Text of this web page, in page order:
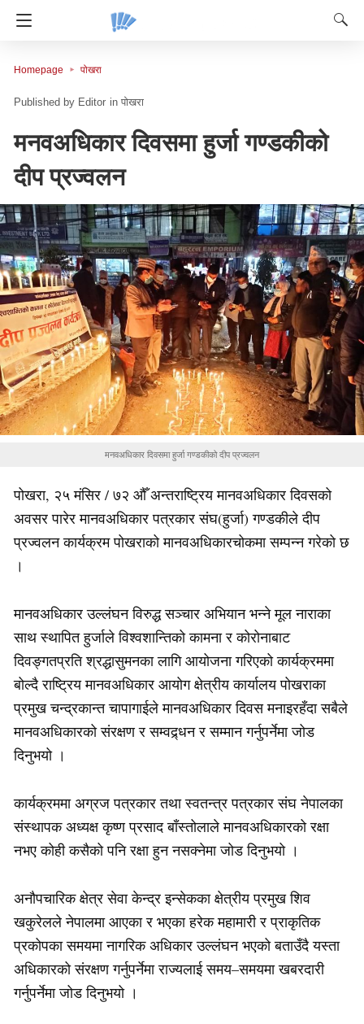
Homepage पोखरा
Editor in पोखरा
मनवअधिकार दिवसमा हुर्जा गण्डकीको
दीप प्रज्वलन
मनवअधिकार दिवसमा हुर्जा गण्डकीको दीप प्रज्वलन
पोखरा, २५ मंसिर / ७२ औँ अन्तराष्ट्रिय मानवअधिकार दिवसको
अवसर पारेर मानवअधिकार पत्रकार संघ(हुर्जा) गण्डकीले दीप
प्रज्वलन कार्यक्रम पोखराको मानवअधिकारचोकमा सम्पन्न गरेको छ
।
मानवअधिकार उल्लंघन विरुद्ध सञ्चार अभियान भन्ने मूल नाराका
साथ स्थापित हुर्जाले विश्वशान्तिको कामना र कोरोनाबाट
दिवङ्गतप्रति श्रद्धासुमनका लागि आयोजना गरिएको कार्यक्रममा
बोल्दै राष्ट्रिय मानवअधिकार आयोग क्षेत्रीय कार्यालय पोखराका
प्रमुख चन्द्रकान्त चापागाईले मानवअधिकार दिवस मनाइरहँदा सबैले
मानवअधिकारको संरक्षण र सम्वद्र्धन र सम्मान गर्नुपर्नेमा जोड
दिनुभयो ।
कार्यक्रममा अग्रज पत्रकार तथा स्वतन्त्र पत्रकार संघ नेपालका
संस्थापक अध्यक्ष कृष्ण प्रसाद बाँस्तोलाले मानवअधिकारको रक्षा
नभए कोही कसैको पनि रक्षा हुन नसक्नेमा जोड दिनुभयो ।
अनौपचारिक क्षेत्र सेवा केन्द्र इन्सेकका क्षेत्रीय प्रमुख शिव
खकुरेलले नेपालमा आएका र भएका हरेक महामारी र प्राकृतिक
प्रकोपका समयमा नागरिक अधिकार उल्लंघन भएको बताउँदै यस्ता
अधिकारको संरक्षण गर्नुपर्नेमा राज्यलाई समय–समयमा खबरदारी
गर्नुपर्नेमा जोड दिनुभयो ।